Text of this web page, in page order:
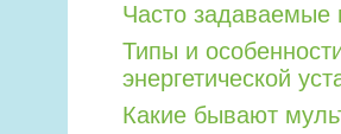
Часто задаваемые
Типы и
энергетической
Какие бывают